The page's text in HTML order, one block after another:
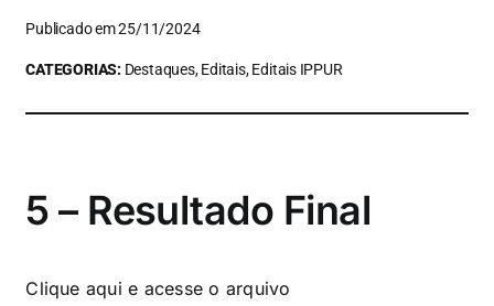
Publicado em 25/11/2024
CATEGORIAS: Destaques, Editais, Editais IPPUR
5 – Resultado Final
Clique aqui e acesse o arquivo